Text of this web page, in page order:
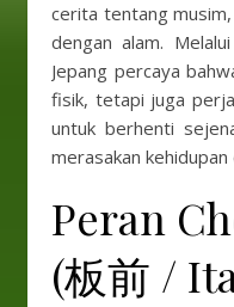
cerita tentang
dengan alam.
Jepang percaya
fisik, tetapi juga
untuk berhenti
merasakan
Peran
(板前 /